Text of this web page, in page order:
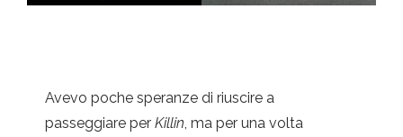
Avevo poche speranze di riuscire a
passeggiare per Killin, ma per una volta